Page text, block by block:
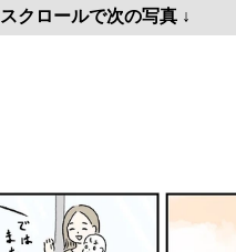
スクロールで次の写真 ↓